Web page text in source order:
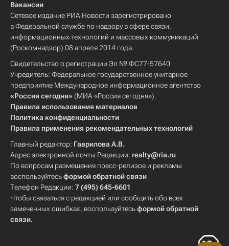
Вакансии
Сетевое издание РИА Новости зарегистрировано
в Федеральной службе по надзору в сфере связи,
информационных технологий и массовых коммуникаций
(Роскомнадзор) 08 апреля 2014 года.
Свидетельство о регистрации Эл № ФС77-57640
Учредитель: Федеральное государственное унитарное
предприятие Международное информационное агентство
«Россия сегодня» (МИА «Россия сегодня»).
Правила использования материалов
Политика конфиденциальности
Правила применения рекомендательных технологий
Главный редактор: Гаврилова А.В.
Адрес электронной почты Редакции: realty@ria.ru
По вопросам размещения пресс-релизов и рекламы
воспользуйтесьформой обратной связи
Телефон Редакции: 7 (495) 645-6601
Чтобы связаться с редакцией или сообщить обо всех
замеченных ошибках, воспользуйтесьформой обратной
связи.